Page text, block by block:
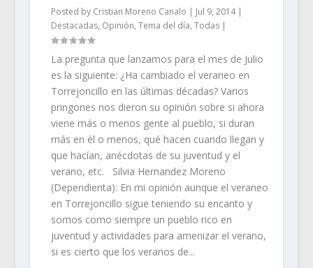
Posted by Cristian Moreno Canalo | Jul 9, 2014|
Destacadas, Opinión, Tema del día, Todas|
La pregunta que lanzamos para el mes de Julio
es la siguiente: ¿Ha cambiado el veraneo en
Torrejoncillo en las últimas décadas? Varios
pringones nos dieron su opinión sobre si ahora
viene más o menos gente al pueblo, si duran
más en él o menos, qué hacen cuando llegan y
que hacían, anécdotas de su juventud y el
verano, etc. Silvia Hernandez Moreno
(Dependienta): En mi opinión aunque el veraneo
en Torrejoncillo sigue teniendo su encanto y
somos como siempre un pueblo rico en
juventud y actividades para amenizar el verano,
si es cierto que los veranos de...